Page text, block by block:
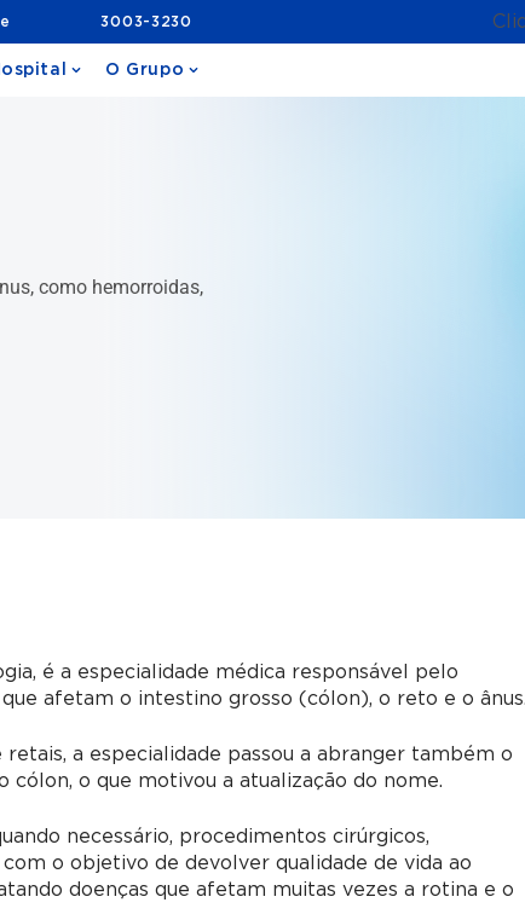
3003-3230
O Grupo
como hemorroidas,
é a especialidade médica responsável pelo
afetam o intestino grosso (cólon), o reto e o
a especialidade passou a abranger também o
cólon, o que motivou a atualização do nome.
necessário, procedimentos cirúrgicos,
o objetivo de devolver qualidade de vida ao
doenças que afetam muitas vezes a rotina e o